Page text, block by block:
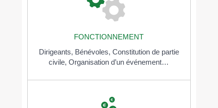
FONCTIONNEMENT
Dirigeants, Bénévoles, Constitution de partie
civile,Organisation d’un événement…